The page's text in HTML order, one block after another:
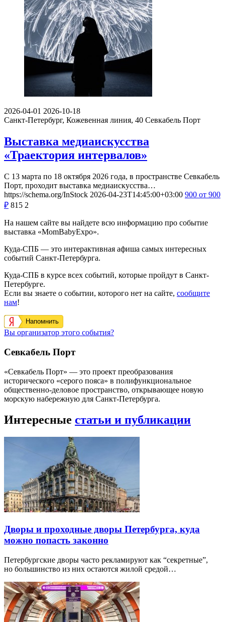
2026-04-01 2026-10-18
Санкт-Петербург, Кожевенная линия, 40 Севкабель Порт
Выставка медиаискусства
«Траектория интервалов»
С 13 марта по 18 октября 2026 года, в пространстве Севкабель
Порт, проходит выставка медиаискусства…
https://schema.org/InStock 2026-04-23T14:45:00+03:00 900 от 900
₽ 815 2
На нашем сайте вы найдете всю информацию про событие
выставка «MomBabyExpo».
Куда-СПБ — это интерактивная афиша самых интересных
событий Санкт-Петербурга.
Куда-СПБ в курсе всех событий, которые пройдут в Санкт-
Петербурге.
Если вы знаете о событии, которого нет на сайте, сообщите
нам!
Напомнить
Вы организатор этого события?
Севкабель Порт
«Севкабель Порт» — это проект преобразования
исторического «серого пояса» в полифункциональное
общественно-деловое пространство, открывающее новую
морскую набережную для Санкт-Петербурга.
Интересные статьи и публикации
Дворы и проходные дворы Петербурга, куда
можно попасть законно
Петербургские дворы часто рекламируют как “секретные”,
но большинство из них остаются жилой средой…